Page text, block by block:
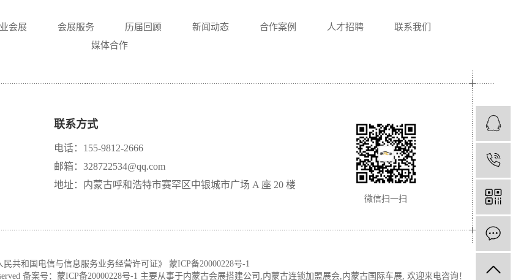
会展 会展服务 历届回顾 新闻动态 合作案例 人才招聘
联系我们
媒体合作
联系方式
电话：155-9812-2666
邮箱：328722534@qq.com
地址：内蒙古呼和浩特市赛罕区中银城市广场 A 座 20 楼
微信扫一扫
民共和国电信与信息服务业务经营许可证》 蒙ICP备20000228号-1
备案号：
蒙ICP备20000228号-1 主要从事于内蒙古会展搭建公司 ,内蒙古连锁加盟展会,内蒙古国际车展, 欢迎来电咨询！